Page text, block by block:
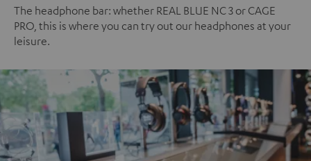
The headphone bar: whether REAL BLUE NC 3 or CAGE
PRO, this is where you can try out our headphones at your
leisure.